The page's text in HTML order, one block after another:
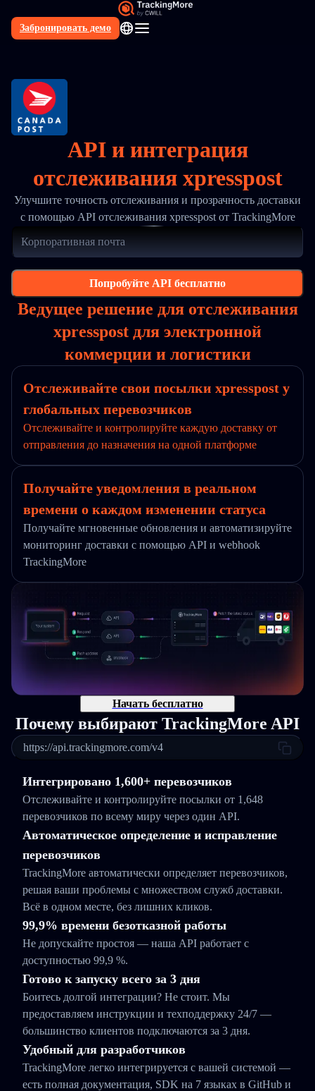
Забронировать демо
RU
API и интеграция
отслеживания xpresspost
Улучшите точность отслеживания и прозрачность доставки
с помощью API отслеживания xpresspost от TrackingMore
Попробуйте API бесплатно
Ведущее решение для отслеживания
xpresspost для электронной
коммерции и логистики
Отслеживайте свои посылки xpresspost у
глобальных перевозчиков
Отслеживайте и контролируйте каждую доставку от
отправления до назначения на одной платформе
Получайте уведомления в реальном
времени о каждом изменении статуса
Получайте мгновенные обновления и автоматизируйте
мониторинг доставки с помощью API и webhook
TrackingMore
Начать бесплатно
Почему выбирают TrackingMore API
https://api.trackingmore.com/v4
Интегрировано 1,600+ перевозчиков
Отслеживайте и контролируйте посылки от 1,648
перевозчиков по всему миру через один API.
Автоматическое определение и исправление
перевозчиков
TrackingMore автоматически определяет перевозчиков,
решая ваши проблемы с множеством служб доставки.
Всё в одном месте, без лишних кликов.
99,9% времени безотказной работы
Не допускайте простоя — наша API работает с
доступностью 99,9 %.
Готово к запуску всего за 3 дня
Боитесь долгой интеграции? Не стоит. Мы
предоставляем инструкции и техподдержку 24/7 —
большинство клиентов подключаются за 3 дня.
Удобный для разработчиков
TrackingMore легко интегрируется с вашей системой —
есть полная документация, SDK на 7 языках в GitHub и